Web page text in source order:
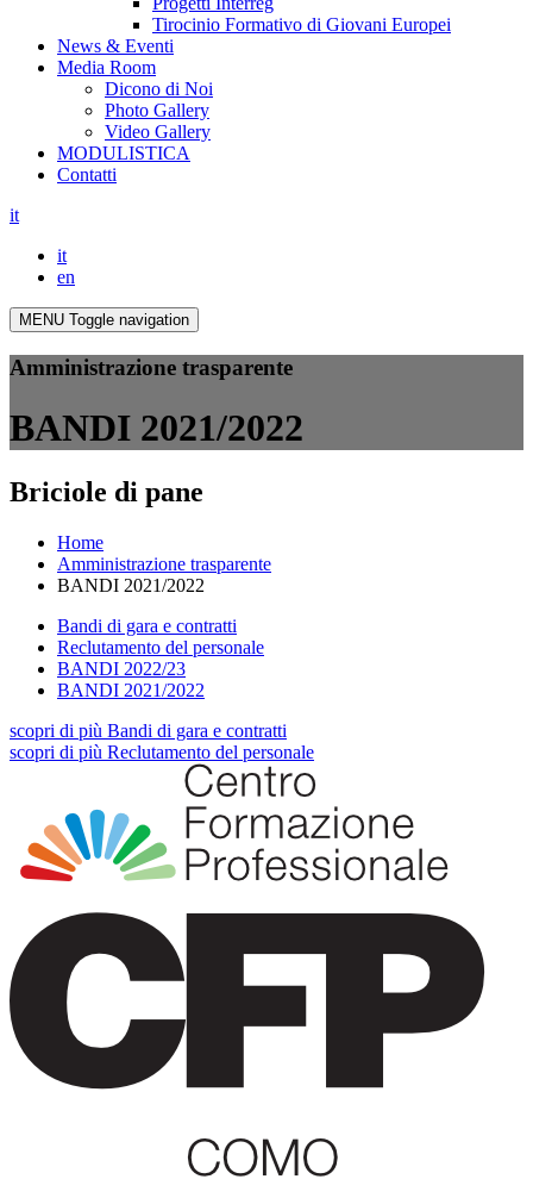
Tirocinio Formativo di Giovani Europei
News & Eventi
Media Room
Dicono di Noi
Photo Gallery
Video Gallery
MODULISTICA
Contatti
it
it
en
MENU Toggle navigation
Amministrazione trasparente
BANDI 2021/2022
Briciole di pane
Home
Amministrazione trasparente
BANDI 2021/2022
Bandi di gara e contratti
Reclutamento del personale
BANDI 2022/23
BANDI 2021/2022
scopri di più Bandi di gara e contratti
scopri di più Reclutamento del personale